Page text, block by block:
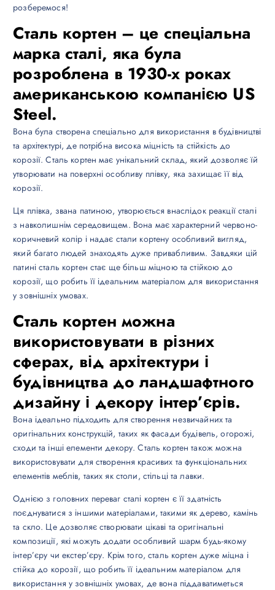
розберемося!
Сталь кортен – це спеціальна
марка сталі, яка була
розроблена в 1930-х роках
американською компанією US
Steel.
Вона була створена спеціально для використання в будівництві
та архітектурі, де потрібна висока міцність та стійкість до
корозії. Сталь кортен має унікальний склад, який дозволяє їй
утворювати на поверхні особливу плівку, яка захищає її від
корозії.
Ця плівка, звана патиною, утворюється внаслідок реакції сталі
з навколишнім середовищем. Вона має характерний червоно-
коричневий колір і надає стали кортену особливий вигляд,
який багато людей знаходять дуже привабливим. Завдяки цій
патині сталь кортен стає ще більш міцною та стійкою до
корозії, що робить її ідеальним матеріалом для використання
у зовнішніх умовах.
Сталь кортен можна
використовувати в різних
сферах, від архітектури і
будівництва до ландшафтного
дизайну і декору інтер’єрів.
Вона ідеально підходить для створення незвичайних та
оригінальних конструкцій, таких як фасади будівель, огорожі,
сходи та інші елементи декору. Сталь кортен також можна
використовувати для створення красивих та функціональних
елементів меблів, таких як столи, стільці та лавки.
Однією з головних переваг сталі кортен є її здатність
поєднуватися з іншими матеріалами, такими як дерево, камінь
та скло. Це дозволяє створювати цікаві та оригінальні
композиції, які можуть додати особливий шарм будь-якому
інтер’єру чи екстер’єру. Крім того, сталь кортен дуже міцна і
стійка до корозії, що робить її ідеальним матеріалом для
використання у зовнішніх умовах, де вона піддаватиметься